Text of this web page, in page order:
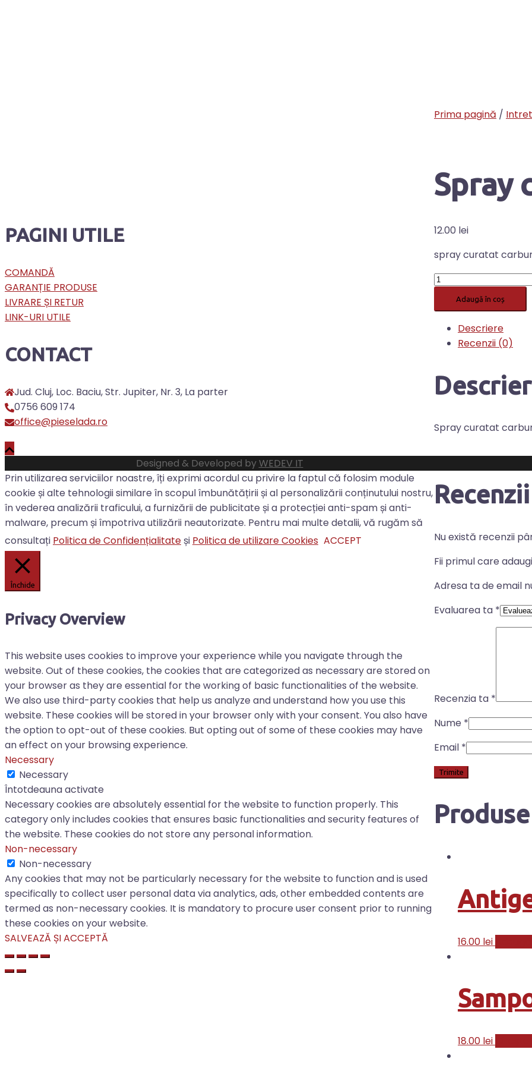
Prima pagină /
Spray
12.00 lei
spray curatat
Cantitate
Spray
curatat
carburator
Adaugă în coș
Descriere
Recenzii (0)
Spray curatat
Recenzii
Nu există recenzii
Fii primul care
Adresa ta de email
Evaluarea ta *
Recenzia ta *
Nume *
Email *
16.00 lei
18.00 lei
PAGINI UTILE
COMANDĂ
GARANȚIE PRODUSE
LIVRARE ȘI RETUR
LINK-URI UTILE
CONTACT
Jud. Cluj, Loc. Baciu, Str. Jupiter, Nr. 3, La parter
0756 609 174
office@pieselada.ro
Designed & Developed byWEDEV IT
Prin utilizarea serviciilor noastre, îți exprimi acordul cu privire la faptul că folosim module
cookie și alte tehnologii similare în scopul îmbunătățirii și al personalizării conținutului nostru,
în vederea analizării traficului, a furnizării de publicitate și a protecției anti-spam și anti-
malware, precum și împotriva utilizării neautorizate. Pentru mai multe detalii, vă rugăm să
consultați Politica de Confidențialitate și Politica de utilizare Cookies ACCEPT
Închide
Privacy Overview
This website uses cookies to improve your experience while you navigate through the
website. Out of these cookies, the cookies that are categorized as necessary are stored on
your browser as they are essential for the working of basic functionalities of the website.
We also use third-party cookies that help us analyze and understand how you use this
website. These cookies will be stored in your browser only with your consent. You also have
the option to opt-out of these cookies. But opting out of some of these cookies may have
an effect on your browsing experience.
Necessary
Necessary
Întotdeauna activate
Necessary cookies are absolutely essential for the website to function properly. This
category only includes cookies that ensures basic functionalities and security features of
the website. These cookies do not store any personal information.
Non-necessary
Non-necessary
Any cookies that may not be particularly necessary for the website to function and is used
specifically to collect user personal data via analytics, ads, other embedded contents are
termed as non-necessary cookies. It is mandatory to procure user consent prior to running
these cookies on your website.
SALVEAZĂ ȘI ACCEPTĂ